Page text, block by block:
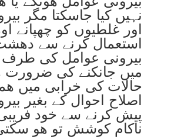
نہیں کیا جاسکتا مگر
اور غلطیوں کو چھپانے
استعمال کرنے سے
بیرونی عوامل کی طرف
میں جانکنے کی
حالات کی خرابی میں
اصلاح احوال کے بغیر
پیش کرنے سے خود
ناکام کوشش تو ھو